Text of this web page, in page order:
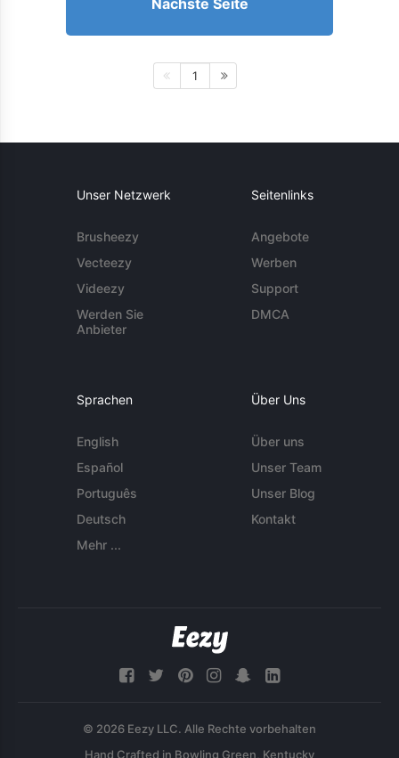
Nächste Seite
1
Unser Netzwerk
Brusheezy
Vecteezy
Videezy
Werden Sie
Anbieter
Seitenlinks
Angebote
Werben
Support
DMCA
Sprachen
English
Español
Português
Deutsch
Mehr ...
Über Uns
Über uns
Unser Team
Unser Blog
Kontakt
© 2026 Eezy LLC. Alle Rechte vorbehalten